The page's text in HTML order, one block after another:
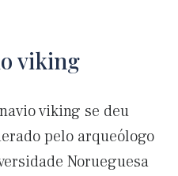
viking
viking se deu
pelo arqueólogo
Norueguesa